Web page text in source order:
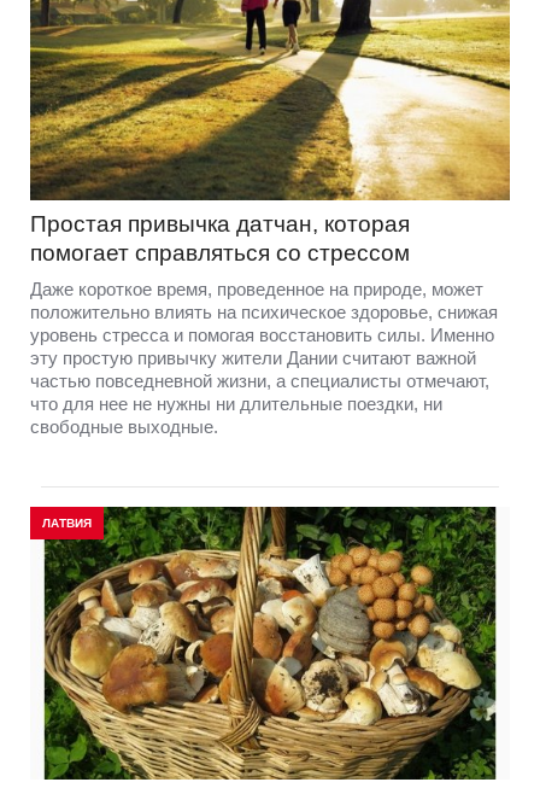
Простая привычка датчан, которая
помогает справляться со стрессом
Даже короткое время, проведенное на природе, может
положительно влиять на психическое здоровье, снижая
уровень стресса и помогая восстановить силы. Именно
эту простую привычку жители Дании считают важной
частью повседневной жизни, а специалисты отмечают,
что для нее не нужны ни длительные поездки, ни
свободные выходные.
ЛАТВИЯ